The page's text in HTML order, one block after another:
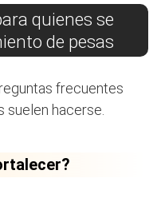
quienes se
de pesas
frecuentes
suelen hacerse.